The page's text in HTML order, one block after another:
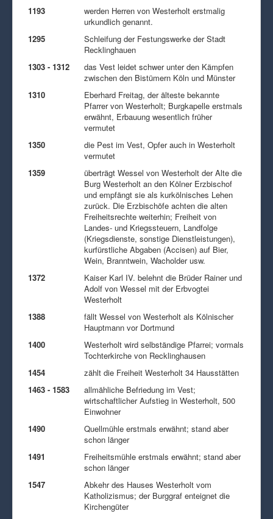
1193
werden Herren von Westerholt erstmalig
urkundlich genannt.
1295
Schleifung der Festungswerke der Stadt
Recklinghauen
1303 - 1312
das Vest leidet schwer unter den Kämpfen
zwischen den Bistümern Köln und Münster
1310
Eberhard Freitag, der älteste bekannte
Pfarrer von Westerholt; Burgkapelle erstmals
erwähnt, Erbauung wesentlich früher
vermutet
1350
die Pest im Vest, Opfer auch in Westerholt
vermutet
1359
überträgt Wessel von Westerholt der Alte die
Burg Westerholt an den Kölner Erzbischof
und empfängt sie als kurkölnisches Lehen
zurück. Die Erzbischöfe achten die alten
Freiheitsrechte weiterhin; Freiheit von
Landes- und Kriegssteuern, Landfolge
(Kriegsdienste, sonstige Dienstleistungen),
kurfürstliche Abgaben (Accisen) auf Bier,
Wein, Branntwein, Wacholder usw.
1372
Kaiser Karl IV. belehnt die Brüder Rainer und
Adolf von Wessel mit der Erbvogtei
Westerholt
1388
fällt Wessel von Westerholt als Kölnischer
Hauptmann vor Dortmund
1400
Westerholt wird selbständige Pfarrei; vormals
Tochterkirche von Recklinghausen
1454
zählt die Freiheit Westerholt 34 Hausstätten
1463 - 1583
allmähliche Befriedung im Vest;
wirtschaftlicher Aufstieg in Westerholt, 500
Einwohner
1490
Quellmühle erstmals erwähnt; stand aber
schon länger
1491
Freiheitsmühle erstmals erwähnt; stand aber
schon länger
1547
Abkehr des Hauses Westerholt vom
Katholizismus; der Burggraf enteignet die
Kirchengüter